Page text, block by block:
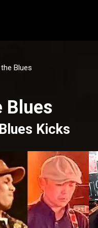
Blues
Blues
Kicks